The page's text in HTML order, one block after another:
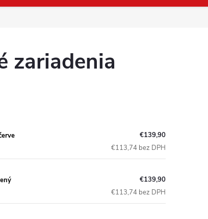
zariadenia
€139,90
€113,74 bez DPH
€139,90
€113,74 bez DPH